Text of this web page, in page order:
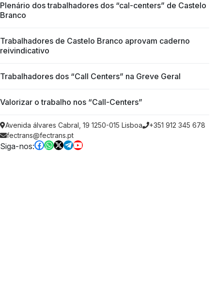
Plenário dos trabalhadores dos “cal-centers” de Castelo
Branco
Trabalhadores de Castelo Branco aprovam caderno
reivindicativo
Trabalhadores dos “Call Centers” na Greve Geral
Valorizar o trabalho nos “Call-Centers”
Avenida álvares Cabral, 19 1250-015 Lisboa
+351 912 345 678
fectrans@fectrans.pt
Siga-nos: